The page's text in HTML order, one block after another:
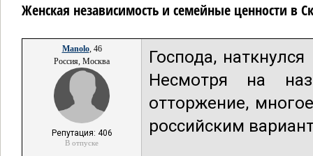
Женская независимость и семейные ценности в
Manolo, 46
Россия, Москва
Репутация: 406
В отпуске
Господа,
Несмотря на
отторжение,
российским